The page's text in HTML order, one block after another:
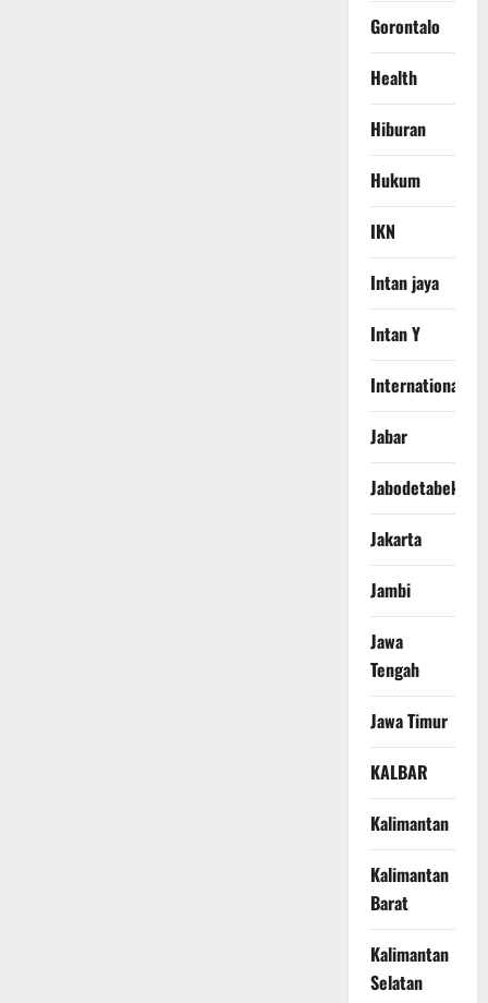
Gorontalo
Health
Hiburan
Hukum
IKN
Intan jaya
Intan Y
International
Jabar
Jabodetabek
Jakarta
Jambi
Jawa
Tengah
Jawa Timur
KALBAR
Kalimantan
Kalimantan
Barat
Kalimantan
Selatan